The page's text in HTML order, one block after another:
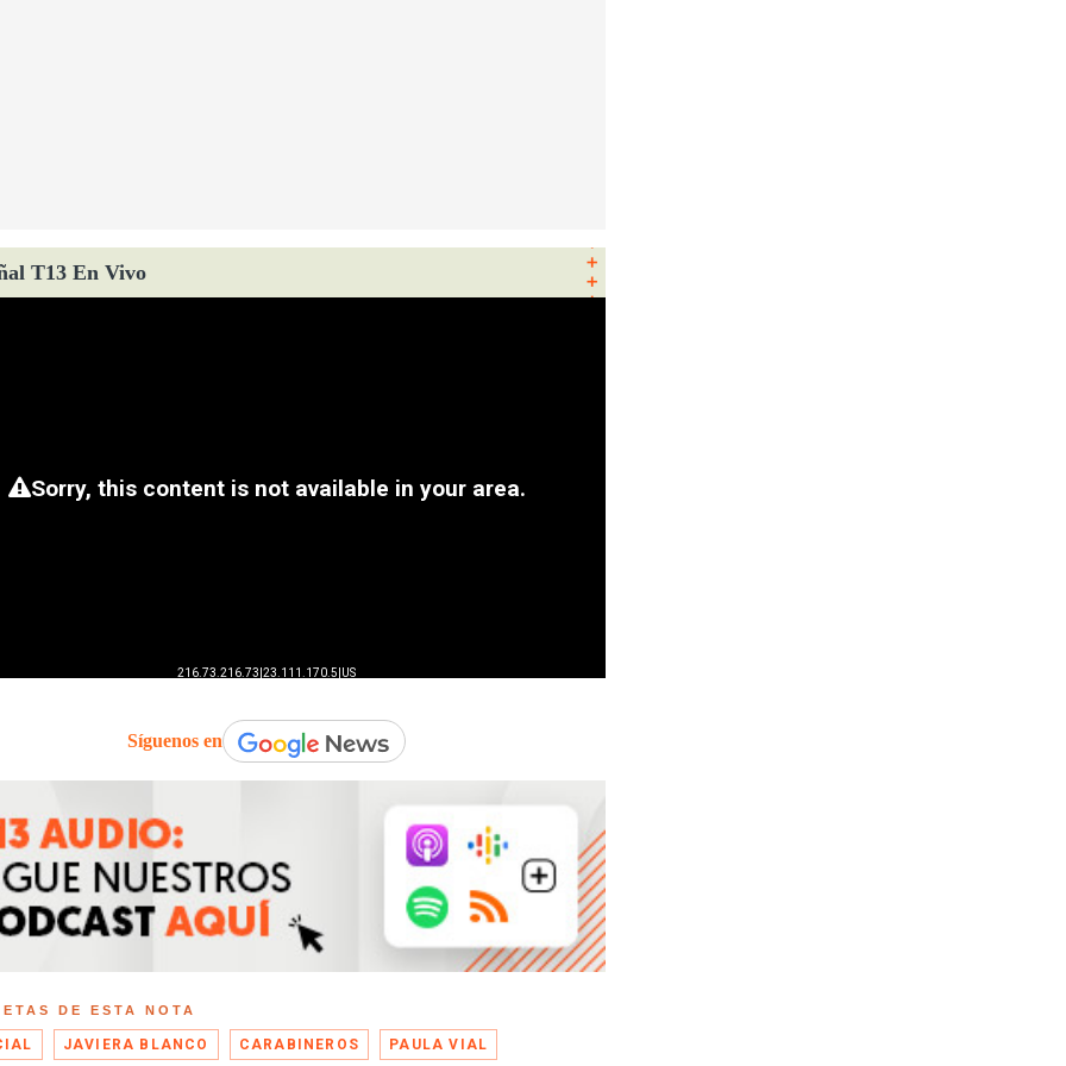
T13 En Vivo
Síguenos en
DE ESTA NOTA
JAVIERA BLANCO CARABINEROS PAULA VIAL